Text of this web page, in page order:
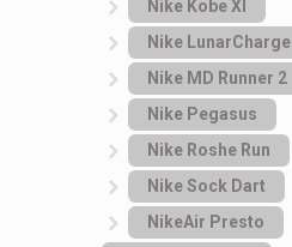
Nike Kobe XI
Nike LunarCharge
Nike MD Runner 2
Nike Pegasus
Nike Roshe Run
Nike Sock Dart
NikeAir Presto